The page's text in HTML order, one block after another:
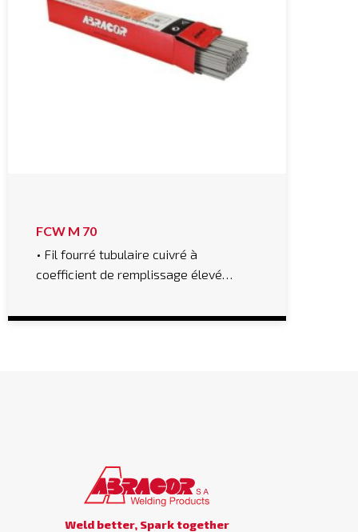
FCW M 70
• Fil fourré tubulaire cuivré à
coefficient de remplissage élevé…
Weld better, Spark together